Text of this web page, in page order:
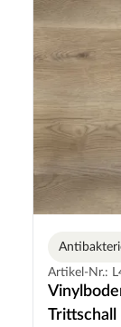
Artikel-Nr.:
Trittschall